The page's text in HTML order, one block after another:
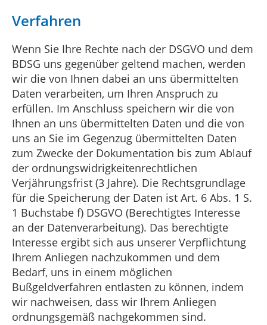
Verfahren
Wenn Sie Ihre Rechte nach der DSGVO und dem
BDSG uns gegenüber geltend machen, werden
wir die von Ihnen dabei an uns übermittelten
Daten verarbeiten, um Ihren Anspruch zu
erfüllen. Im Anschluss speichern wir die von
Ihnen an uns übermittelten Daten und die von
uns an Sie im Gegenzug übermittelten Daten
zum Zwecke der Dokumentation bis zum Ablauf
der ordnungswidrigkeitenrechtlichen
Verjährungsfrist (3 Jahre). Die Rechtsgrundlage
für die Speicherung der Daten ist Art. 6 Abs. 1 S.
1 Buchstabe f) DSGVO (Berechtigtes Interesse
an der Datenverarbeitung). Das berechtigte
Interesse ergibt sich aus unserer Verpflichtung
Ihrem Anliegen nachzukommen und dem
Bedarf, uns in einem möglichen
Bußgeldverfahren entlasten zu können, indem
wir nachweisen, dass wir Ihrem Anliegen
ordnungsgemäß nachgekommen sind.